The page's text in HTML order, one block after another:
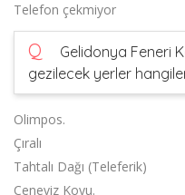
Telefon çekmiyor
Q
Gelidonya Feneri
gezilecek yerler
Olimpos.
Çıralı
Tahtalı Dağı (Teleferik)
Ceneviz Koyu.